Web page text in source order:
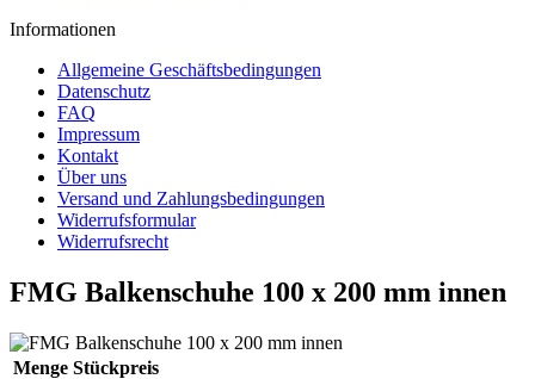
Informationen
Allgemeine Geschäftsbedingungen
Datenschutz
FAQ
Impressum
Kontakt
Über uns
Versand und Zahlungsbedingungen
Widerrufsformular
Widerrufsrecht
FMG Balkenschuhe 100 x 200 mm innen
Menge Stückpreis